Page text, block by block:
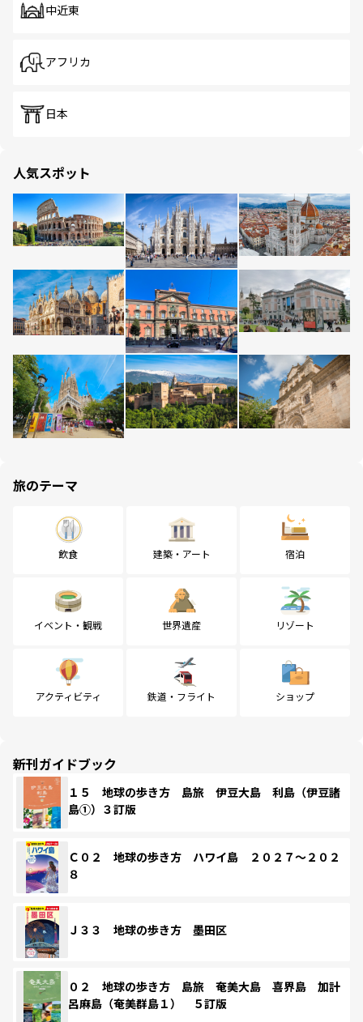
中近東
アフリカ
日本
人気スポット
旅のテーマ
飲食 建築・アート 宿泊
イベント・観戦 世界遺産 リゾート
アクティビティ 鉄道・フライト ショップ
新刊ガイドブック
１５ 地球の歩き方 島旅 伊豆大島 利島（伊豆諸
島①）３訂版
Ｃ０２ 地球の歩き方 ハワイ島 ２０２７～２０２
８
Ｊ３３ 地球の歩き方 墨田区
０２ 地球の歩き方 島旅 奄美大島 喜界島 加計
呂麻島（奄美群島１） ５訂版